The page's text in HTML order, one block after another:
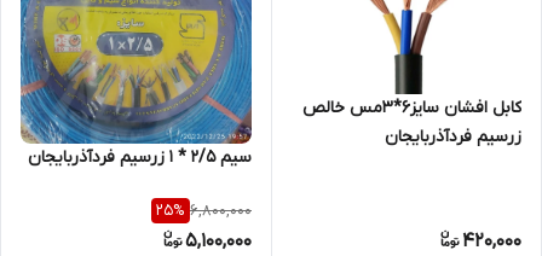
کابل افشان سایز6*3مس خالص
زرسیم فردآذربایجان
420,000
سیم 2/5 * 1 زرسیم فردآذربایجان
6,800,000
25%
5,100,000